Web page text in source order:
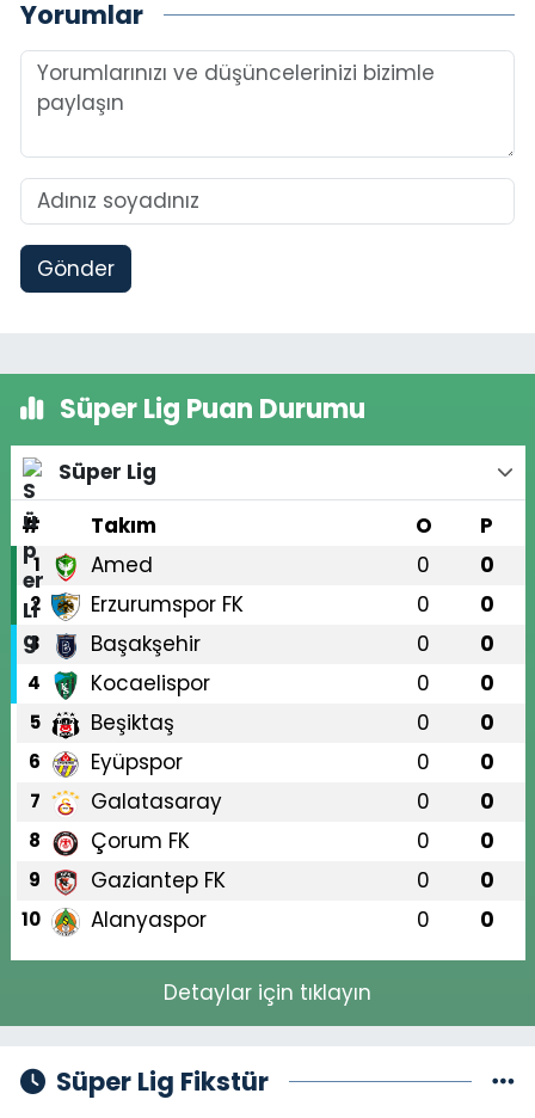
Yorumlar
Gönder
Süper Lig Puan Durumu
Süper Lig
#
Takım O P
1 Amed 0 0
2 Erzurumspor FK 0 0
3 Başakşehir 0 0
4 Kocaelispor 0 0
5 Beşiktaş 0 0
6 Eyüpspor 0 0
7 Galatasaray 0 0
8 Çorum FK 0 0
9 Gaziantep FK 0 0
10 Alanyaspor 0 0
Detaylar için tıklayın
Süper Lig Fikstür